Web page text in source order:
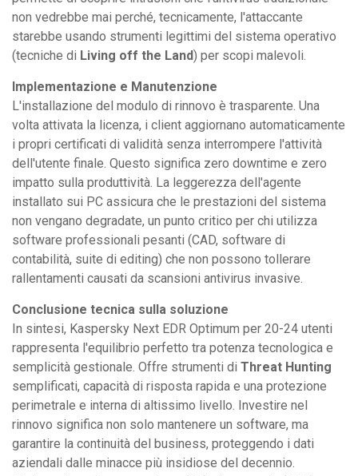
non vedrebbe mai perché, tecnicamente, l'attaccante
starebbe usando strumenti legittimi del sistema operativo
(tecniche di Living off the Land) per scopi malevoli.
Implementazione e Manutenzione
L'installazione del modulo di rinnovo è trasparente. Una
volta attivata la licenza, i client aggiornano automaticamente
i propri certificati di validità senza interrompere l'attività
dell'utente finale. Questo significa zero downtime e zero
impatto sulla produttività. La leggerezza dell'agente
installato sui PC assicura che le prestazioni del sistema
non vengano degradate, un punto critico per chi utilizza
software professionali pesanti (CAD, software di
contabilità, suite di editing) che non possono tollerare
rallentamenti causati da scansioni antivirus invasive.
Conclusione tecnica sulla soluzione
In sintesi, Kaspersky Next EDR Optimum per 20-24 utenti
rappresenta l'equilibrio perfetto tra potenza tecnologica e
semplicità gestionale. Offre strumenti di Threat Hunting
semplificati, capacità di risposta rapida e una protezione
perimetrale e interna di altissimo livello. Investire nel
rinnovo significa non solo mantenere un software, ma
garantire la continuità del business, proteggendo i dati
aziendali dalle minacce più insidiose del decennio.